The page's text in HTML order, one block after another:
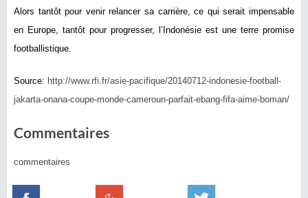
Alors tantôt pour venir relancer sa carrière, ce qui serait impensable
en Europe, tantôt pour progresser, l’Indonésie est une terre promise
footballistique.
Source: http://www.rfi.fr/asie-pacifique/20140712-indonesie-football -
jakarta-onana-coupe-monde-cameroun-parfait-ebang-fifa-aime-boman/
Commentaires
commentaires